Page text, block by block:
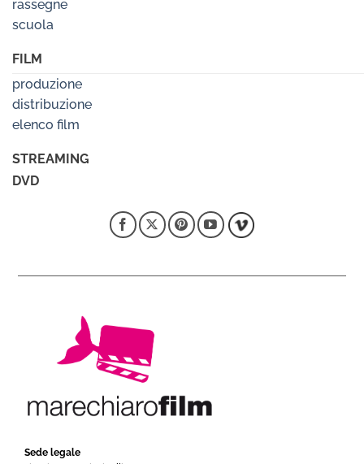
rassegne
scuola
FILM
produzione
distribuzione
elenco film
STREAMING
DVD
Sede legale